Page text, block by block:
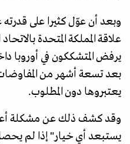
وبعد أن عوّل كثيرا على قدرته
علاقة المملكة المتحدة
يرفض المتشككون في أوروبا
بعد تسعة أشهر من
يعتبروها دون المطلوب.
وقد كشف ذلك عن مشكلة
يستبعد أي خيار" إذا لم